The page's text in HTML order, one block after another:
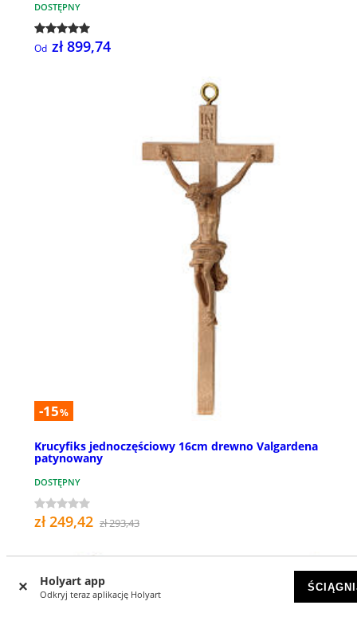
Holyart app
Odkryj teraz aplikację Holyart
DOSTĘPNY
Od zł 899,74
-15%
Krucyfiks jednoczęściowy 16cm drewno Valgardena
patynowany
DOSTĘPNY
zł 249,42 zł 293,43
OUTLET